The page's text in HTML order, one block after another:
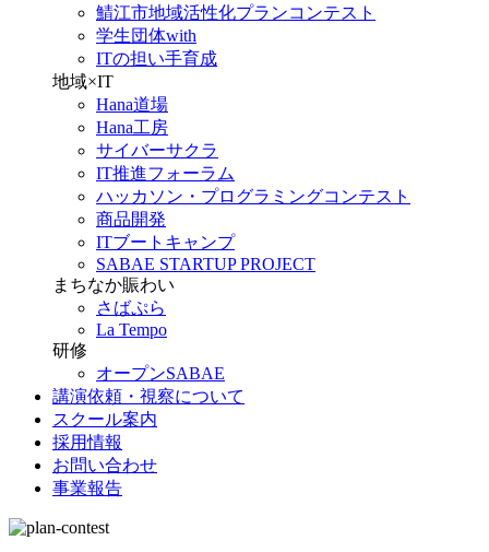
鯖江市地域活性化プランコンテスト
学生団体with
ITの担い手育成
地域×IT
Hana道場
Hana工房
サイバーサクラ
IT推進フォーラム
ハッカソン・プログラミングコンテスト
商品開発
ITブートキャンプ
SABAE STARTUP PROJECT
まちなか賑わい
さばぷら
La Tempo
研修
オープンSABAE
講演依頼・視察について
スクール案内
採用情報
お問い合わせ
事業報告